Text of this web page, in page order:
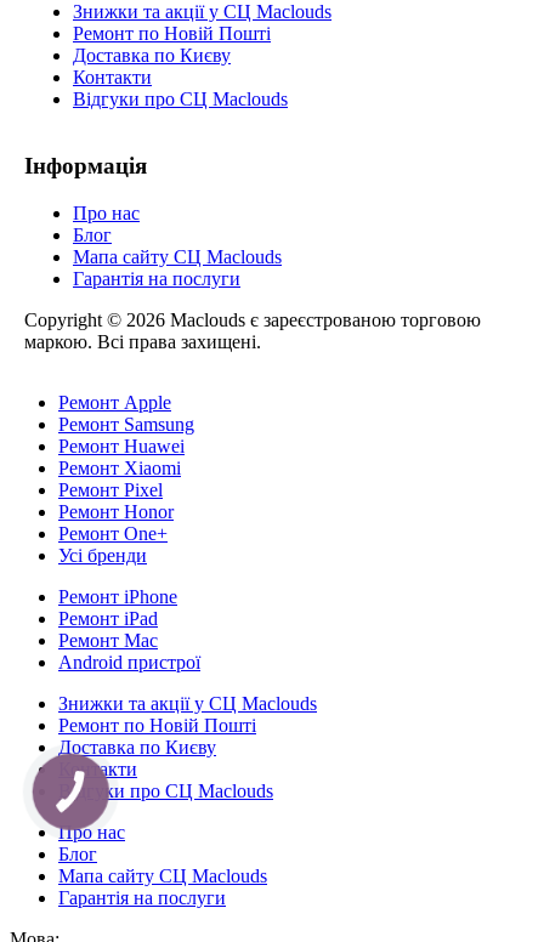
Знижки та акції у СЦ Maclouds
Ремонт по Новій Пошті
Доставка по Києву
Контакти
Відгуки про СЦ Maclouds
Інформація
Про нас
Блог
Мапа сайту СЦ Maclouds
Гарантія на послуги
Copyright © 2026 Maclouds є зареєстрованою торговою
маркою. Всі права захищені.
Ремонт Apple
Ремонт Samsung
Ремонт Huawei
Ремонт Xiaomi
Ремонт Pixel
Ремонт Honor
Ремонт One+
Усі бренди
Ремонт iPhone
Ремонт iPad
Ремонт Mac
Android пристрої
Знижки та акції у СЦ Maclouds
Ремонт по Новій Пошті
Доставка по Києву
Контакти
Відгуки про СЦ Maclouds
Про нас
Блог
Мапа сайту СЦ Maclouds
Гарантія на послуги